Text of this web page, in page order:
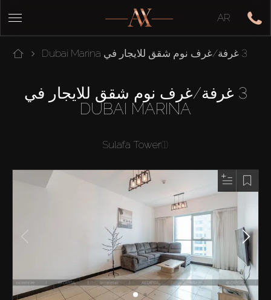
AR
3 غرفة/غرف نوم شقق للايجار في Dubai Marina
3 غرفة/غرف نوم شقق للايجار في
DUBAI MARINA
Sulafa Tower(1)